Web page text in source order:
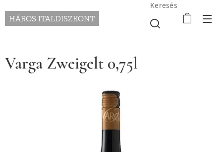
HÁROS ITALDISZKONT
Keresés
Varga Zweigelt 0,75l